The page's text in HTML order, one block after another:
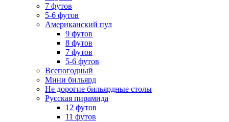
7 футов
5-6 футов
Американский пул
9 футов
8 футов
7 футов
5-6 футов
Всепогодный
Мини бильярд
Не дорогие бильярдные столы
Русская пирамида
12 футов
11 футов